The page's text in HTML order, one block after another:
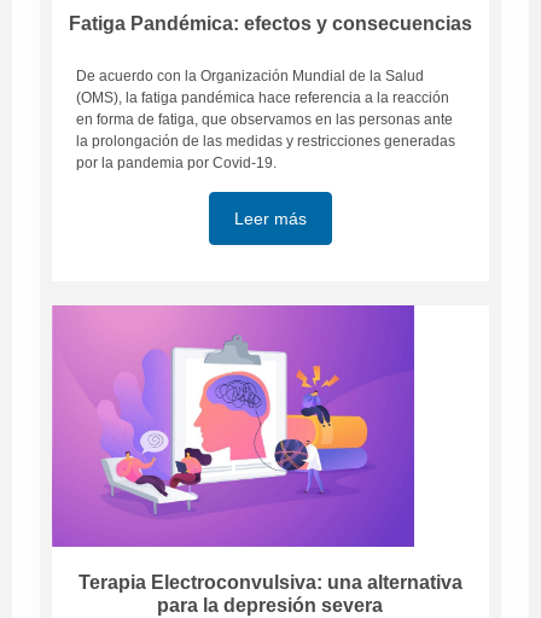
Fatiga Pandémica: efectos y consecuencias
De acuerdo con la Organización Mundial de la Salud
(OMS), la fatiga pandémica hace referencia a la reacción
en forma de fatiga, que observamos en las personas ante
la prolongación de las medidas y restricciones generadas
por la pandemia por Covid-19.
Leer más
Terapia Electroconvulsiva: una alternativa
para la depresión severa